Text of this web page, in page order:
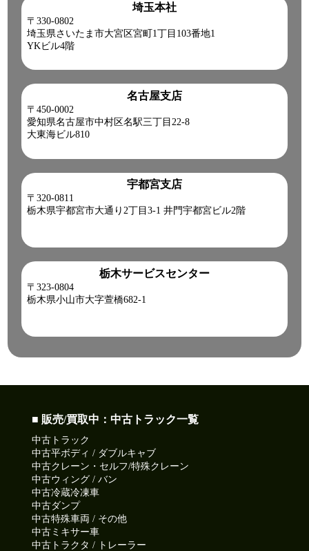
埼玉本社
〒330-0802
埼玉県さいたま市大宮区宮町1丁目103番地1
YKビル4階
名古屋支店
〒450-0002
愛知県名古屋市中村区名駅三丁目22-8
大東海ビル810
宇都宮支店
〒320-0811
栃木県宇都宮市大通り2丁目3-1 井門宇都宮ビル2階
栃木サービスセンター
〒323-0804
栃木県小山市大字萱橋682-1
■ 販売/買取中：中古トラック一覧
中古トラック
中古平ボディ / ダブルキャブ
中古クレーン・セルフ/特殊クレーン
中古ウィング / バン
中古冷蔵冷凍車
中古ダンプ
中古特殊車両 / その他
中古ミキサー車
中古トラクタ / トレーラー